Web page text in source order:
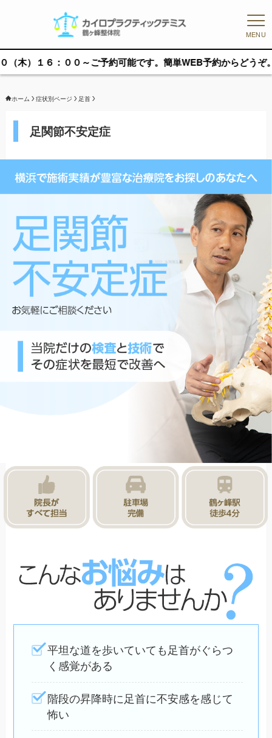
MENU
～ご予約可能です。簡単WEB予約からどうぞ。
ホーム 症状別ページ 足首
足関節不安定症
平坦な道を歩いていても足首がぐらつ
く感覚がある
階段の昇降時に足首に不安感を感じて
怖い